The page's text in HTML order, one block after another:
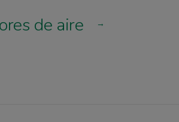
de aire